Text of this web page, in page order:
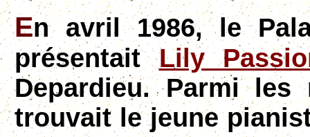
En avril 1986, le
présentaitLily
Depardieu. Parmi
trouvait le jeune